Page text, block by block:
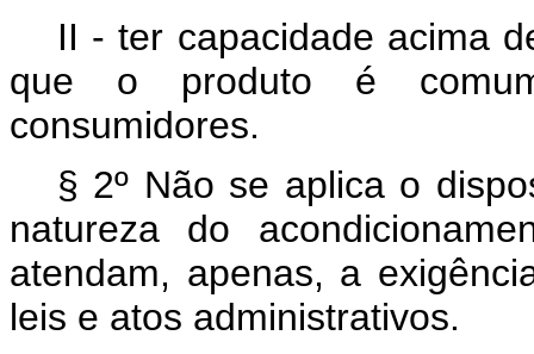
II - ter capacidade acima
que o produto é
consumidores.
§ 2º Não se aplica o
natureza do
atendam, apenas, a
leis e atos administrativos.